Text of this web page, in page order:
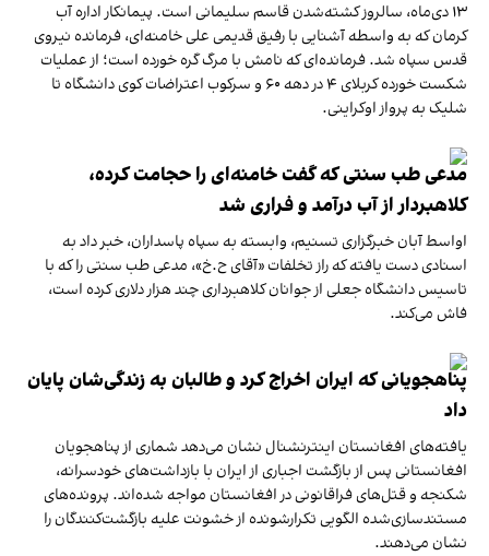
۱۳ دی‌ماه، سالروز کشته‌شدن قاسم سلیمانی است. پیمانکار اداره آب
کرمان که به واسطه آشنایی با رفیق قدیمی علی خامنه‌ای، فرمانده نیروی
قدس سپاه شد. فرمانده‌ای که نامش با مرگ گره خورده است؛ از عملیات
شکست خورده کربلای ۴ در دهه ۶۰ و سرکوب اعتراضات کوی دانشگاه تا
شلیک به پرواز اوکراینی.
مدعی طب سنتی که گفت خامنه‌ای را حجامت کرده،
کلاهبردار از آب درآمد و فراری شد
اواسط آبان خبرگزاری تسنیم، وابسته به سپاه پاسداران، خبر داد به
اسنادی دست یافته که راز تخلفات «آقای ح.خ»، مدعی طب سنتی را که با
تاسیس دانشگاه جعلی از جوانان کلاهبرداری چند هزار دلاری کرده است،
فاش می‌کند.
پناهجویانی که ایران اخراج کرد و طالبان به زندگی‌شان پایان
داد
یافته‌های افغانستان اینترنشنال نشان می‌دهد شماری از پناهجویان
افغانستانی پس از بازگشت اجباری از ایران با بازداشت‌های خودسرانه،
شکنجه و قتل‌های فراقانونی در افغانستان مواجه شده‌اند. پرونده‌های
مستندسازی‌شده الگویی تکرارشونده از خشونت علیه بازگشت‌کنندگان را
نشان می‌دهند.